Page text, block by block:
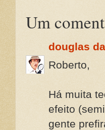
Um
douglas
Roberto,
Há muita
efeito
gente